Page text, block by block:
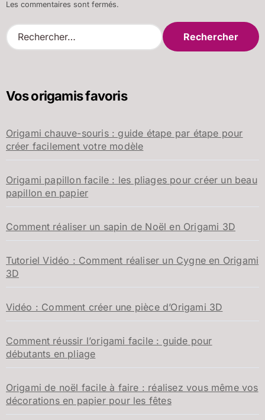
Les commentaires sont fermés.
R
e
r
e
r
Vos origamis favoris
Origami chauve-souris : guide étape par étape pour
créer facilement votre modèle
Origami papillon facile : les pliages pour créer un beau
papillon en papier
Comment réaliser un sapin de Noël en Origami 3D
Tutoriel Vidéo : Comment réaliser un Cygne en Origami
3D
Vidéo : Comment créer une pièce d’Origami 3D
Comment réussir l’origami facile : guide pour
débutants en pliage
Origami de noël facile à faire : réalisez vous même vos
décorations en papier pour les fêtes